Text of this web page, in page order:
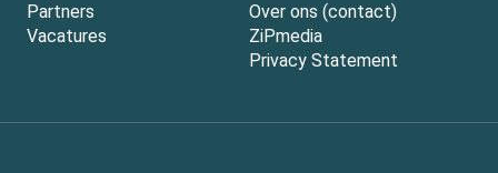
Partners
Vacatures
Over ons (contact)
ZiPmedia
Privacy Statement